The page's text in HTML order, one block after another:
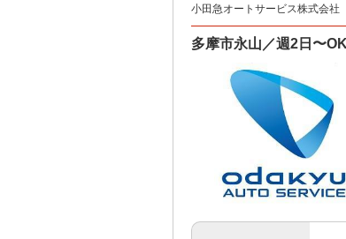
小田急オートサービス株式会社
多摩市永山／週2日〜